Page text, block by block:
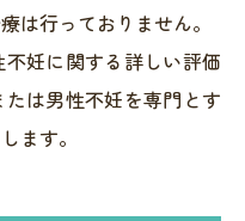
は行っておりません。
妊に関する詳しい評価
は男性不妊を専門とす
ます。